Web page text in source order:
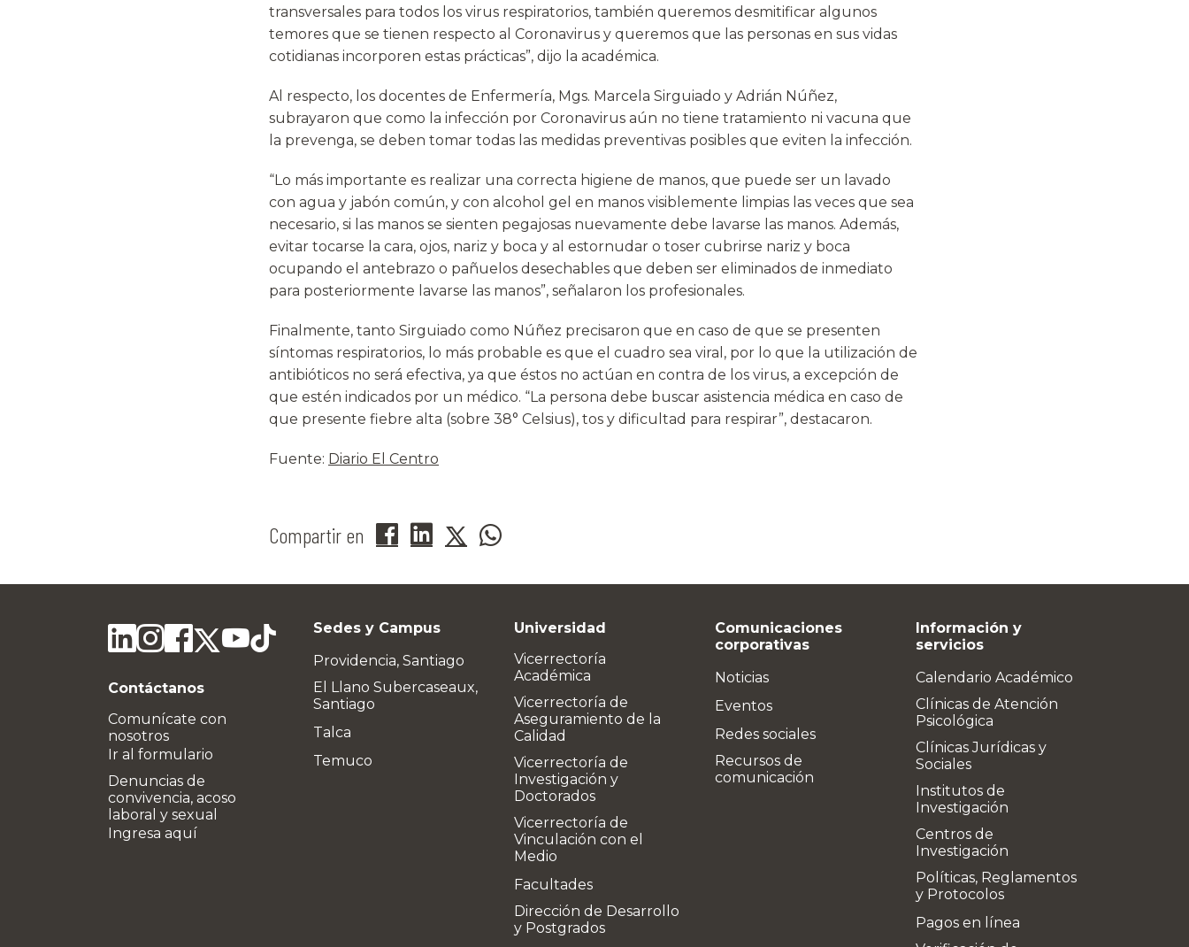
transversales para todos los virus respiratorios, también queremos desmitificar algunos
temores que se tienen respecto al Coronavirus y queremos que las personas en sus vidas
cotidianas incorporen estas prácticas”, dijo la académica.
Al respecto, los docentes de Enfermería, Mgs. Marcela Sirguiado y Adrián Núñez,
subrayaron que como la infección por Coronavirus aún no tiene tratamiento ni vacuna que
la prevenga, se deben tomar todas las medidas preventivas posibles que eviten la infección.
“Lo más importante es realizar una correcta higiene de manos, que puede ser un lavado
con agua y jabón común, y con alcohol gel en manos visiblemente limpias las veces que sea
necesario, si las manos se sienten pegajosas nuevamente debe lavarse las manos. Además,
evitar tocarse la cara, ojos, nariz y boca y al estornudar o toser cubrirse nariz y boca
ocupando el antebrazo o pañuelos desechables que deben ser eliminados de inmediato
para posteriormente lavarse las manos”, señalaron los profesionales.
Finalmente, tanto Sirguiado como Núñez precisaron que en caso de que se presenten
síntomas respiratorios, lo más probable es que el cuadro sea viral, por lo que la utilización de
antibióticos no será efectiva, ya que éstos no actúan en contra de los virus, a excepción de
que estén indicados por un médico. “La persona debe buscar asistencia médica en caso de
que presente fiebre alta (sobre 38° Celsius), tos y dificultad para respirar”, destacaron.
Fuente: Diario El Centro
Compartir en
Contáctanos
Comunícate con
nosotros
Ir al formulario
Denuncias de
convivencia, acoso
laboral y sexual
Ingresa aquí
Sedes y Campus
Providencia, Santiago
El Llano Subercaseaux,
Santiago
Talca
Temuco
Universidad
Vicerrectoría
Académica
Vicerrectoría de
Aseguramiento de la
Calidad
Vicerrectoría de
Investigación y
Doctorados
Vicerrectoría de
Vinculación con el
Medio
Facultades
Dirección de Desarrollo
y Postgrados
Comunicaciones
corporativas
Noticias
Eventos
Redes sociales
Recursos de
comunicación
Información y
servicios
Calendario Académico
Clínicas de Atención
Psicológica
Clínicas Jurídicas y
Sociales
Institutos de
Investigación
Centros de
Investigación
Políticas, Reglamentos
y Protocolos
Pagos en línea